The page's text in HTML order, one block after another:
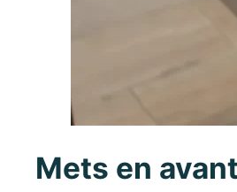
Mets en